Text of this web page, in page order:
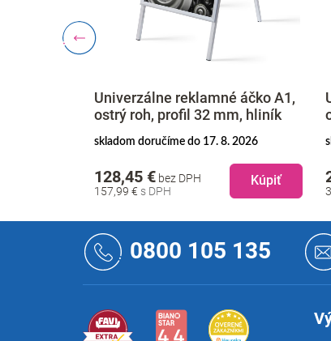
Univerzálne reklamné áčko A1,
ostrý roh, profil 32 mm, hliník
skladom doručíme do 17. 8. 2026
157,99 €
128,45 € bez DPH Kúpiť
0800 105 135